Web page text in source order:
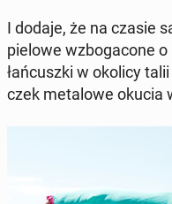
I dodaje, że na czasie
pie­lo­we wzbo­ga­co­ne
łań­cusz­ki w okolicy
czek me­ta­lo­we okucia